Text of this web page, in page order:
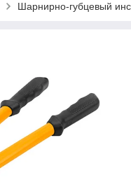
Шарнирно-губцевый